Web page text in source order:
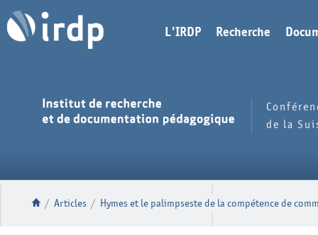
L'IRDP Recherche
de la
/ Articles / Hymes et le palimpseste de la compétence de